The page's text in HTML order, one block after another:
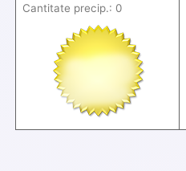
Cantitate precip.: 0